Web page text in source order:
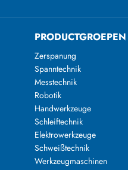
PRODUCTGROEPEN
Zerspanung
Spanntechnik
Messtechnik
Robotik
Handwerkzeuge
Schleiftechnik
Elektrowerkzeuge
Schweißtechnik
Werkzeugmaschinen